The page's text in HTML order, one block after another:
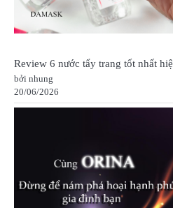
Review 6 nước tẩy trang tốt nhất
bởi nhung
20/06/2026